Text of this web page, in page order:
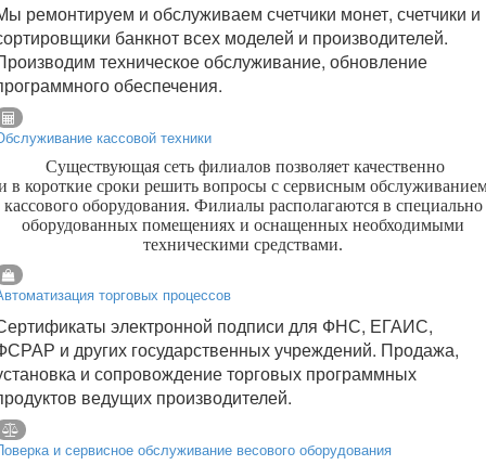
ремонтируем и обслуживаем счетчики монет, счетчики и
банкнот всех моделей и производителей.
техническое обслуживание, обновление
обеспечения.
кассовой техники
Существующая сеть филиалов позволяет качественно
в короткие сроки решить вопросы с сервисным
кассового оборудования. Филиалы располагаются в специально
оборудованных помещениях и оснащенных необходимыми
техническими средствами.
торговых процессов
электронной подписи для ФНС, ЕГАИС,
и других государственных учреждений. Продажа,
и сопровождение торговых программных
ведущих производителей.
и сервисное обслуживание весового оборудования